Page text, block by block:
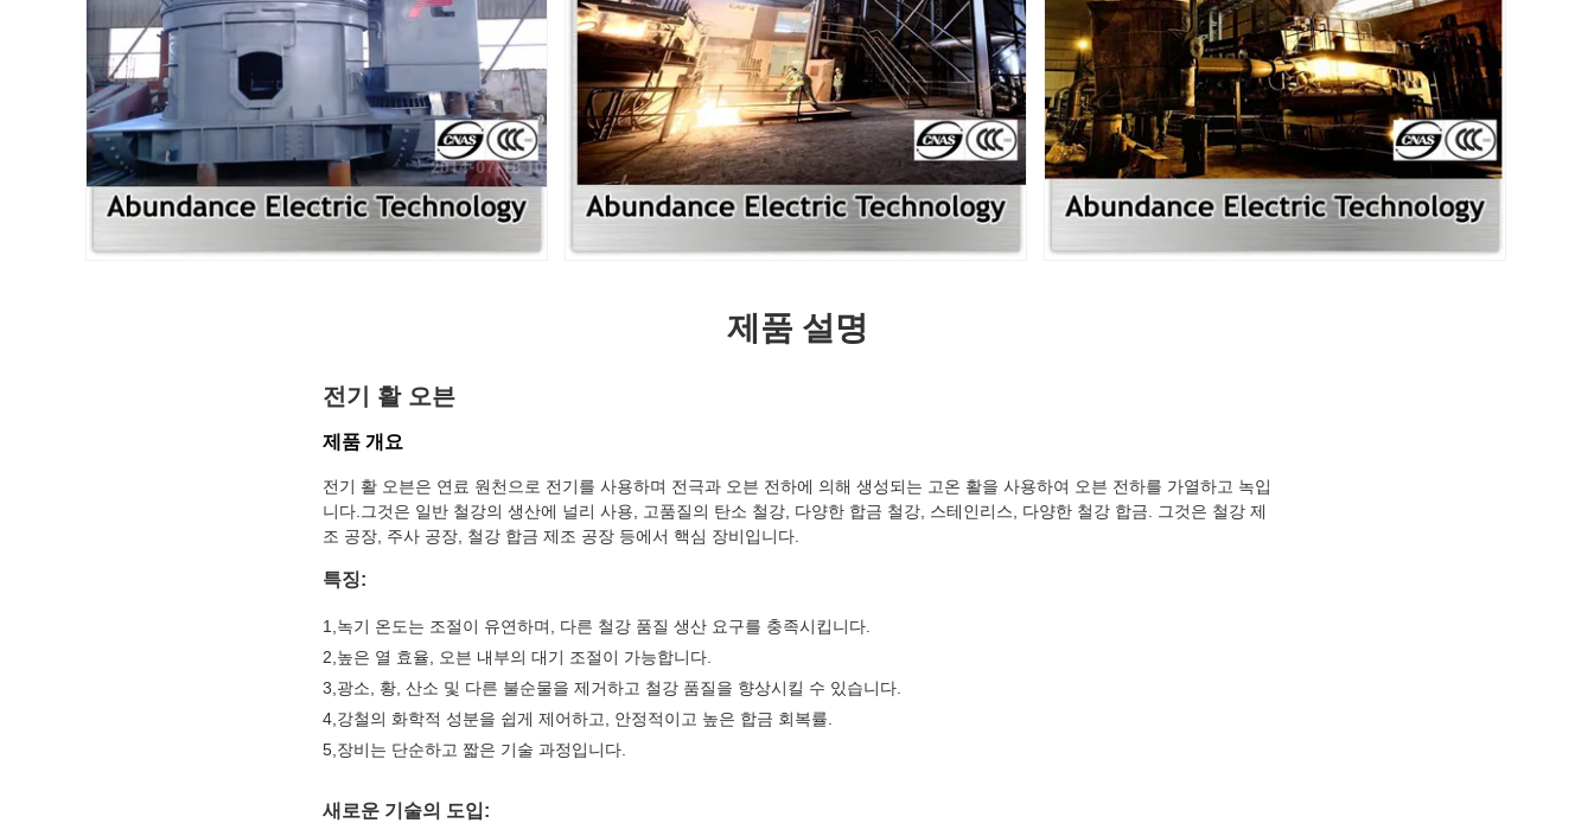
제품 설명
전기 활 오븐
제품 개요
전기 활 오븐은 연료 원천으로 전기를 사용하며 전극과 오븐 전하에 의해 생성되는 고온 활을 사용하여 오븐 전하를 가열하고 녹입
니다.그것은 일반 철강의 생산에 널리 사용, 고품질의 탄소 철강, 다양한 합금 철강, 스테인리스, 다양한 철강 합금. 그것은 철강 제
조 공장, 주사 공장, 철강 합금 제조 공장 등에서 핵심 장비입니다.
특징:
1 녹기 온도는 조절이 유연하며, 다른 철강 품질 생산 요구를 충족시킵니다.
2 높은 열 효율, 오븐 내부의 대기 조절이 가능합니다.
3 광소, 황, 산소 및 다른 불순물을 제거하고 철강 품질을 향상시킬 수 있습니다.
4 강철의 화학적 성분을 쉽게 제어하고, 안정적이고 높은 합금 회복률.
5 장비는 단순하고 짧은 기술 과정입니다.
새로운 기술의 도입: